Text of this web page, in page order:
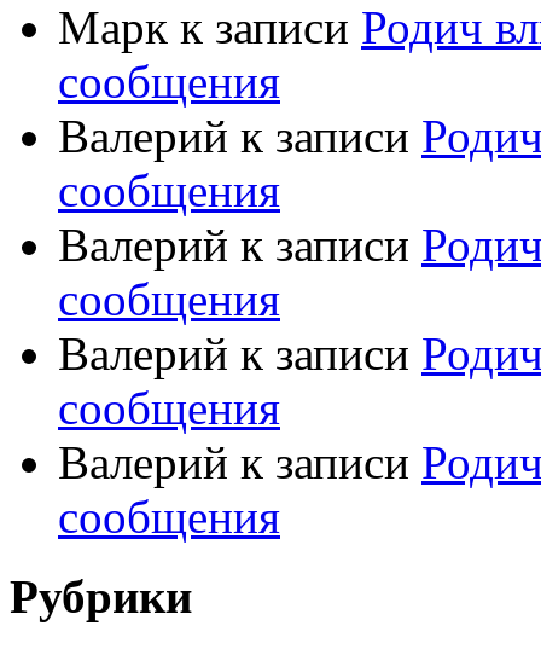
Марк к записи Родич
сообщения
Валерий к записи
сообщения
Валерий к записи
сообщения
Валерий к записи
сообщения
Валерий к записи
сообщения
Рубрики